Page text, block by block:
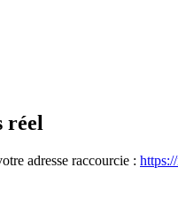
réel
adresse raccourcie :